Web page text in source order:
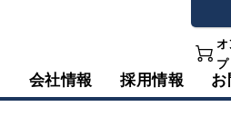
オ
プ
会社情報 採用情報 お